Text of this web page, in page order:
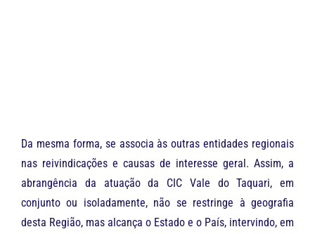
Da mesma forma, se associa às outras entidades regionais
nas reivindicações e causas de interesse geral. Assim, a
abrangência da atuação da CIC Vale do Taquari, em
conjunto ou isoladamente, não se restringe à geografia
desta Região, mas alcança o Estado e o País, intervindo, em